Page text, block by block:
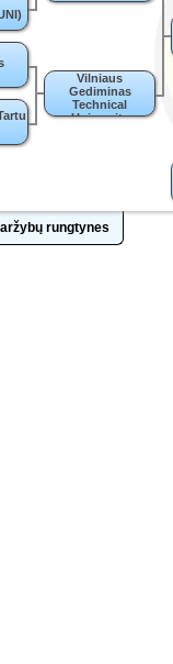
Vilniaus
Gediminas
Technical
University
rungtynes